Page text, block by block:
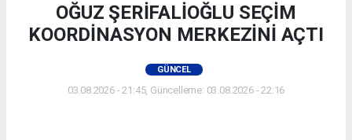
OĞUZ ŞERİFALİOĞLU SEÇİM
KOORDİNASYON MERKEZİNİ AÇTI
GÜNCEL
03.08.2026 - 21:45, Güncelleme: 03.08.2026 - 22:16